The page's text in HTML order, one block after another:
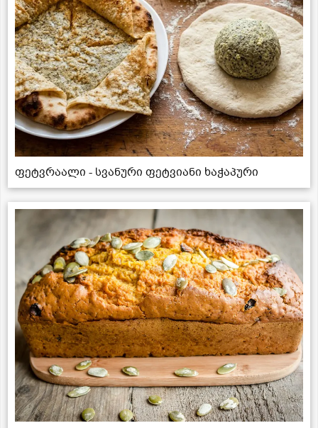
ფეტვრაალი - სვანური ფეტვიანი ხაჭაპური